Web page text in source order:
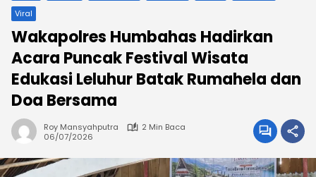
Viral
Wakapolres Humbahas Hadirkan
Acara Puncak Festival Wisata
Edukasi Leluhur Batak Rumahela dan
Doa Bersama
Roy Mansyahputra
2 Min Baca
06/07/2026